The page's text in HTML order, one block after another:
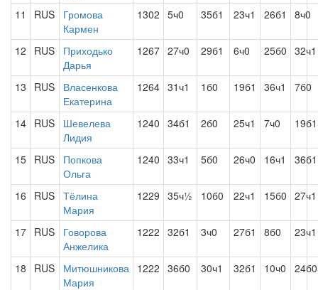
11 RUS
Громова
Кармен
1302 5ч0 35б1 23ч1 26б1 8ч0
12 RUS
Приходько
Дарья
1267 27ч0 29б1 6ч0 25б0 32ч1
13 RUS
Власенкова
Екатерина
1264 31ч1 1б0 19б1 36ч1 7б0
14 RUS
Шевелева
Лидия
1240 34б1 2б0 25ч1 7ч0 19б1
15 RUS
Попкова
Ольга
1240 33ч1 5б0 26ч0 16ч1 36б1
16 RUS Тёлина
Мария
1229 35ч½ 10б0 22ч1 15б0 27ч1
17 RUS
Говорова
Анжелика
1222 32б1 3ч0 27б1 8б0 23ч1
18 RUS
Митюшникова
Мария
1222 36б0 30ч1 32б1 10ч0 24б0